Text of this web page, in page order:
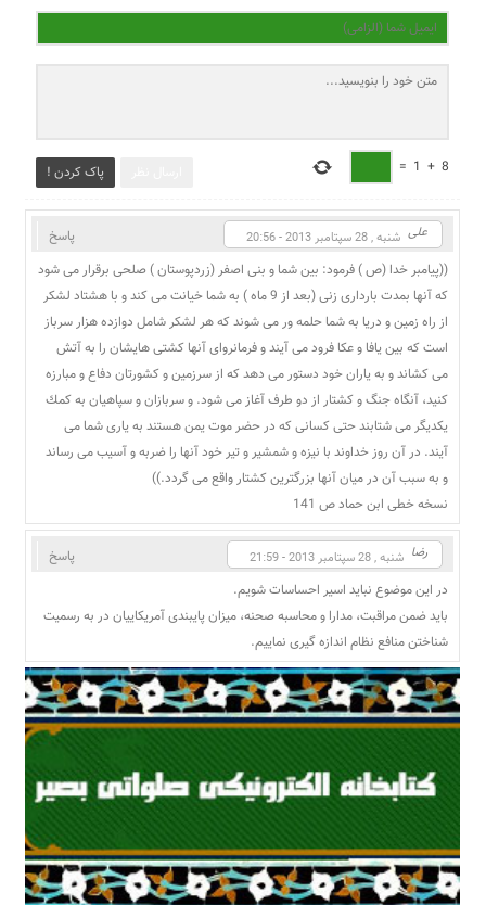
پاک کردن ! 8
+
1
=
علی شنبه , 28 سپتامبر 2013 - 20:56
پاسخ
((پيامبر خدا (ص ) فرمود: بين شما و بنى اصفر (زردپوستان ) صلحى برقرار مى شود
كه آنها بمدت باردارى زنى (بعد از 9 ماه ) به شما خيانت مى كند و با هشتاد لشكر
از راه زمين و دريا به شما حلمه ور مى شوند كه هر لشكر شامل دوازده هزار سرباز
است كه بين يافا و عكا فرود مى آيند و فرمانرواى آنها كشتى هايشان را به آتش
مى كشاند و به ياران خود دستور مى دهد كه از سرزمين و كشورتان دفاع و مبارزه
كنيد، آنگاه جنگ و كشتار از دو طرف آغاز مى شود. و سربازان و سپاهيان به كمك
يكديگر مى شتابند حتى كسانى كه در حضر موت يمن هستند به يارى شما مى
آيند. در آن روز خداوند با نيزه و شمشير و تير خود آنها را ضربه و آسيب مى رساند
و به سبب آن در ميان آنها بزرگترين كشتار واقع مى گردد.))
نسخه خطى ابن حماد ص 141
رضا شنبه , 28 سپتامبر 2013 - 21:59
پاسخ
در این موضوع نباید اسیر احساسات شویم.
باید ضمن مراقبت، مدارا و محاسبه صحنه، میزان پایبندی آمریکاییان در به رسمیت
شناختن منافع نظام اندازه گیری نماییم.